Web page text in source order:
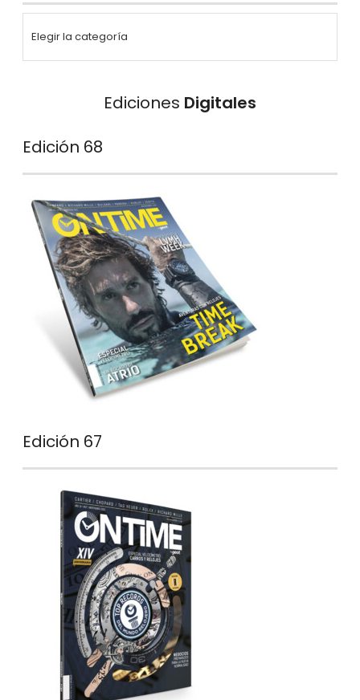
Ediciones Digitales
Edición 68
Edición 67